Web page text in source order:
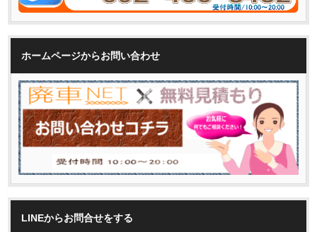
ホームページからお問い合わせ
LINEからお問合せをする